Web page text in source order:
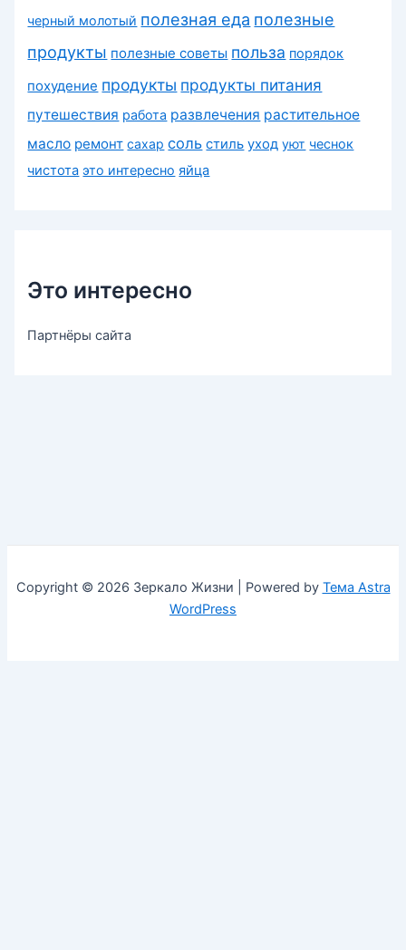
черный молотый полезная еда полезные
продукты полезные советы польза порядок
похудение продукты продукты питания
путешествия работа развлечения растительное
масло ремонт сахар соль стиль уход уют чеснок
чистота это интересно яйца
Это интересно
Партнёры сайта
Copyright © 2026 Зеркало Жизни | Powered by Тема Astra
WordPress